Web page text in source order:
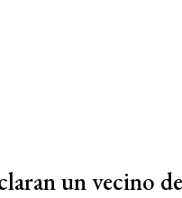
un vecino de